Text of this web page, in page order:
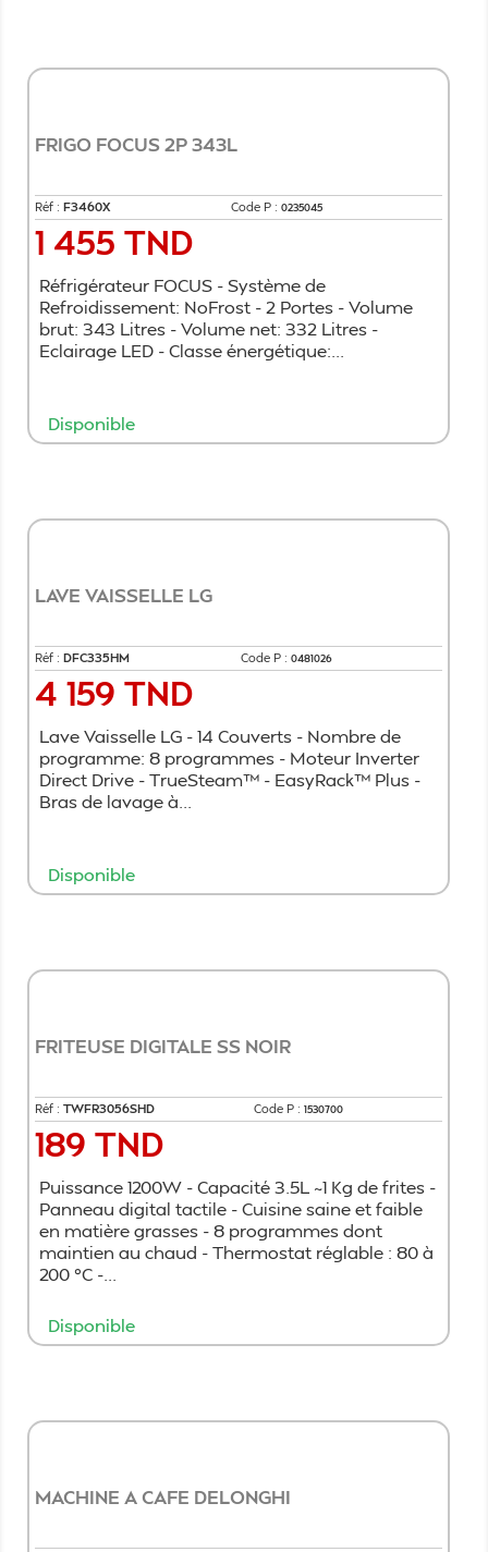
FRIGO FOCUS 2P 343L
Réf : F3460X Code P : 0235045
Prix
1 455 TND
Réfrigérateur FOCUS - Système de
Refroidissement: NoFrost - 2 Portes - Volume
brut: 343 Litres - Volume net: 332 Litres -
Eclairage LED - Classe énergétique:...
Disponible
LAVE VAISSELLE LG
Réf : DFC335HM Code P : 0481026
Prix
4 159 TND
Lave Vaisselle LG - 14 Couverts - Nombre de
programme: 8 programmes - Moteur Inverter
Direct Drive - TrueSteam™ - EasyRack™ Plus -
Bras de lavage à...
Disponible
FRITEUSE DIGITALE SS NOIR
Réf : TWFR3056SHD Code P : 1530700
Prix
189 TND
Puissance 1200W - Capacité 3.5L ~1 Kg de frites -
Panneau digital tactile - Cuisine saine et faible
en matière grasses - 8 programmes dont
maintien au chaud - Thermostat réglable : 80 à
200 °C -...
Disponible
MACHINE A CAFE DELONGHI